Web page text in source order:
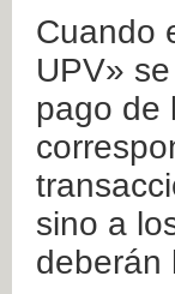
Cuando
UPV»
pago de
sino a
deberán